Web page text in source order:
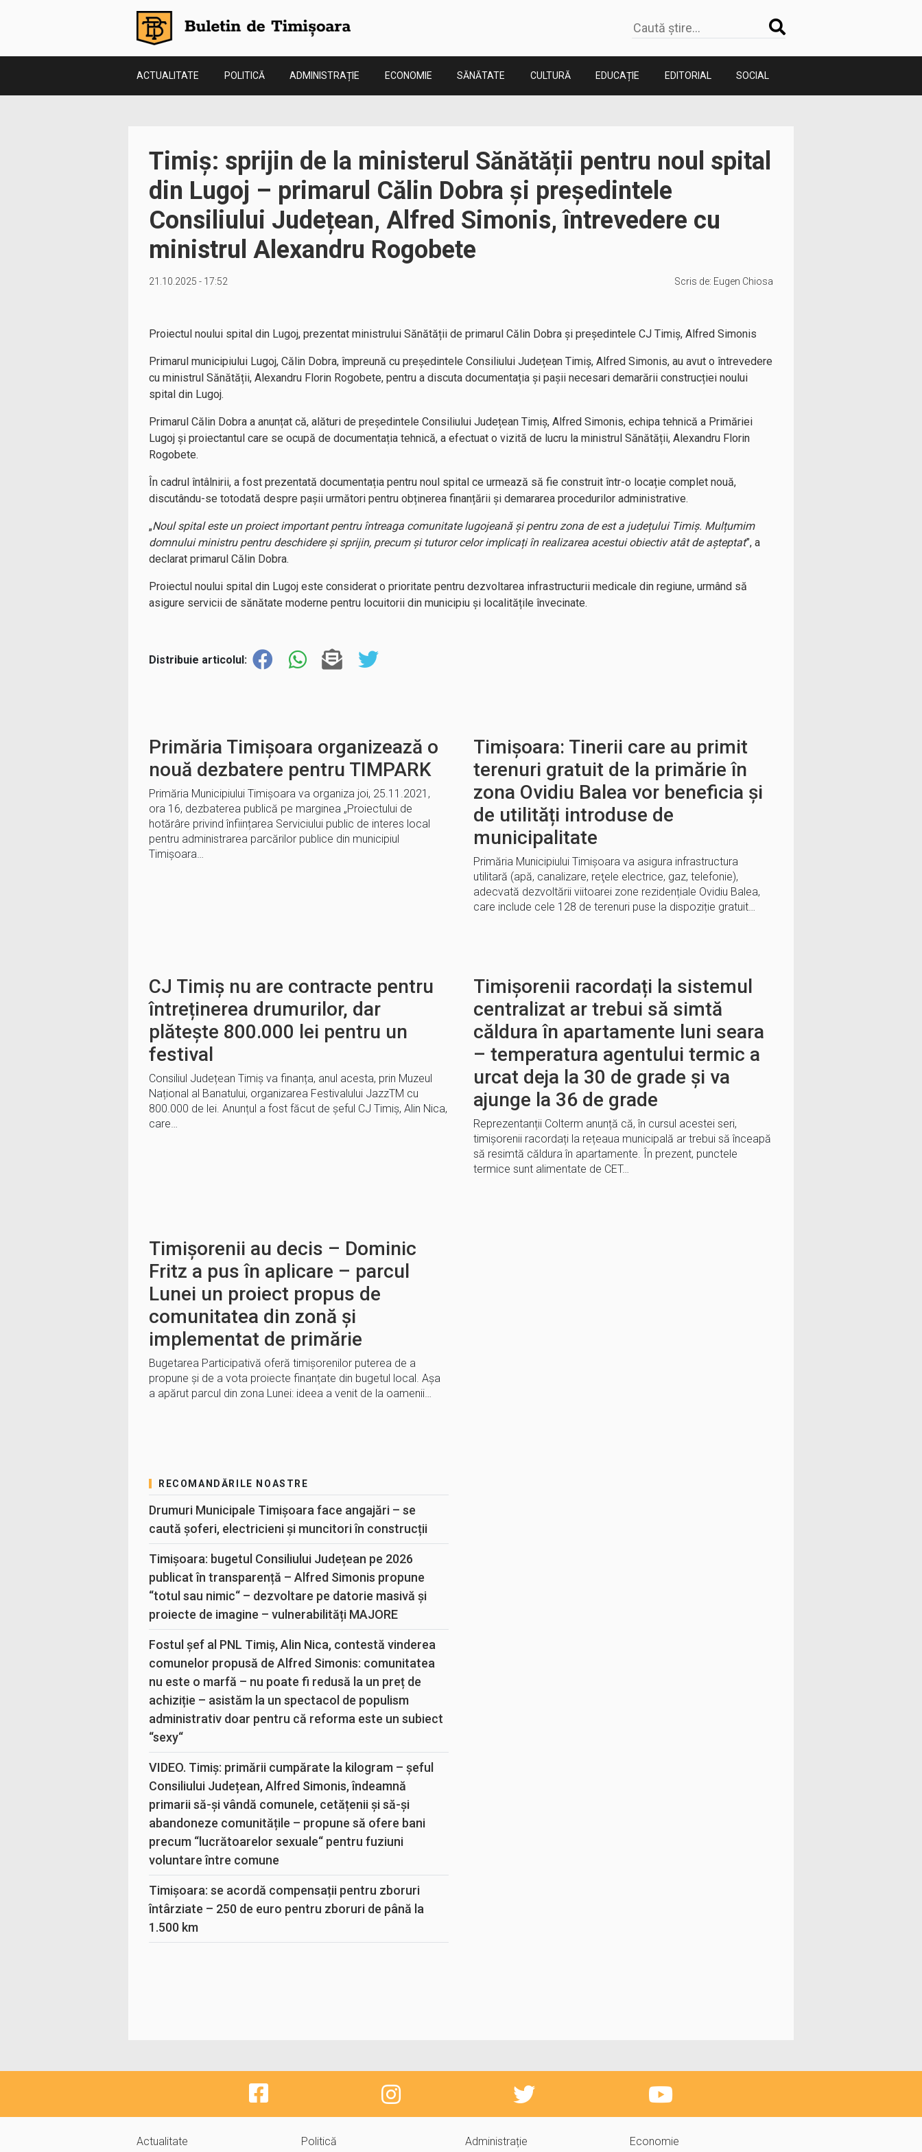
ACTUALITATE POLITICĂ ADMINISTRAȚIE ECONOMIE SĂNĂTATE CULTURĂ EDUCAȚIE EDITORIAL SOCIAL
Timiș: sprijin de la ministerul Sănătății pentru noul spital
din Lugoj – primarul Călin Dobra și președintele
Consiliului Județean, Alfred Simonis, întrevedere cu
ministrul Alexandru Rogobete
21.10.2025 - 17:52 Scris de: Eugen Chiosa
Proiectul noului spital din Lugoj, prezentat ministrului Sănătății de primarul Călin Dobra și președintele CJ Timiș, Alfred Simonis
Primarul municipiului Lugoj, Călin Dobra, împreună cu președintele Consiliului Județean Timiș, Alfred Simonis, au avut o întrevedere
cu ministrul Sănătății, Alexandru Florin Rogobete, pentru a discuta documentația și pașii necesari demarării construcției noului
spital din Lugoj.
Primarul Călin Dobra a anunțat că, alături de președintele Consiliului Județean Timiș, Alfred Simonis, echipa tehnică a Primăriei
Lugoj și proiectantul care se ocupă de documentația tehnică, a efectuat o vizită de lucru la ministrul Sănătății, Alexandru Florin
Rogobete.
În cadrul întâlnirii, a fost prezentată documentația pentru noul spital ce urmează să fie construit într-o locație complet nouă,
discutându-se totodată despre pașii următori pentru obținerea finanțării și demararea procedurilor administrative.
„Noul spital este un proiect important pentru întreaga comunitate lugojeană și pentru zona de est a județului Timiș. Mulțumim
domnului ministru pentru deschidere și sprijin, precum și tuturor celor implicați în realizarea acestui obiectiv atât de așteptat”, a
declarat primarul Călin Dobra.
Proiectul noului spital din Lugoj este considerat o prioritate pentru dezvoltarea infrastructurii medicale din regiune, urmând să
asigure servicii de sănătate moderne pentru locuitorii din municipiu și localitățile învecinate.
Distribuie articolul:
Primăria Timișoara organizează o
nouă dezbatere pentru TIMPARK
Primăria Municipiului Timişoara va organiza joi, 25.11.2021,
ora 16, dezbaterea publică pe marginea „Proiectului de
hotărâre privind înființarea Serviciului public de interes local
pentru administrarea parcărilor publice din municipiul
Timișoara…
Timișoara: Tinerii care au primit
terenuri gratuit de la primărie în
zona Ovidiu Balea vor beneficia și
de utilități introduse de
municipalitate
Primăria Municipiului Timișoara va asigura infrastructura
utilitară (apă, canalizare, reţele electrice, gaz, telefonie),
adecvată dezvoltării viitoarei zone rezidențiale Ovidiu Balea,
care include cele 128 de terenuri puse la dispoziție gratuit…
CJ Timiș nu are contracte pentru
întreținerea drumurilor, dar
plătește 800.000 lei pentru un
festival
Consiliul Județean Timiș va finanța, anul acesta, prin Muzeul
Național al Banatului, organizarea Festivalului JazzTM cu
800.000 de lei. Anunțul a fost făcut de șeful CJ Timiș, Alin Nica,
care…
Timișorenii racordați la sistemul
centralizat ar trebui să simtă
căldura în apartamente luni seara
– temperatura agentului termic a
urcat deja la 30 de grade și va
ajunge la 36 de grade
Reprezentanții Colterm anunță că, în cursul acestei seri,
timișorenii racordați la rețeaua municipală ar trebui să înceapă
să resimtă căldura în apartamente. În prezent, punctele
termice sunt alimentate de CET…
Timișorenii au decis – Dominic
Fritz a pus în aplicare – parcul
Lunei un proiect propus de
comunitatea din zonă și
implementat de primărie
Bugetarea Participativă oferă timișorenilor puterea de a
propune și de a vota proiecte finanțate din bugetul local. Așa
a apărut parcul din zona Lunei: ideea a venit de la oamenii…
RECOMANDĂRILE NOASTRE
Drumuri Municipale Timișoara face angajări – se
caută șoferi, electricieni și muncitori în construcții
Timișoara: bugetul Consiliului Județean pe 2026
publicat în transparență – Alfred Simonis propune
“totul sau nimic“ – dezvoltare pe datorie masivă și
proiecte de imagine – vulnerabilități MAJORE
Fostul șef al PNL Timiș, Alin Nica, contestă vinderea
comunelor propusă de Alfred Simonis: comunitatea
nu este o marfă – nu poate fi redusă la un preț de
achiziție – asistăm la un spectacol de populism
administrativ doar pentru că reforma este un subiect
“sexy“
VIDEO. Timiș: primării cumpărate la kilogram – șeful
Consiliului Județean, Alfred Simonis, îndeamnă
primarii să-și vândă comunele, cetățenii și să-și
abandoneze comunitățile – propune să ofere bani
precum “lucrătoarelor sexuale“ pentru fuziuni
voluntare între comune
Timișoara: se acordă compensații pentru zboruri
întârziate – 250 de euro pentru zboruri de până la
1.500 km
Actualitate Politică Administrație Economie